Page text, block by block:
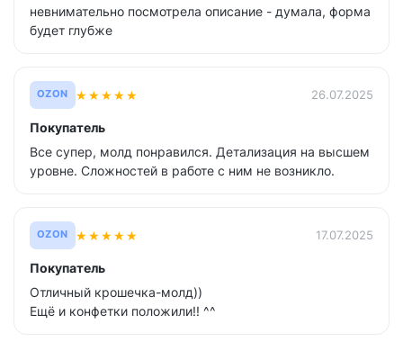
невнимательно посмотрела описание - думала, форма
будет глубже
OZON ★★★★★ 26.07.2025
Покупатель
Все супер, молд понравился. Детализация на высшем
уровне. Сложностей в работе с ним не возникло.
OZON ★★★★★ 17.07.2025
Покупатель
Отличный крошечка-молд))
Ещё и конфетки положили!! ^^